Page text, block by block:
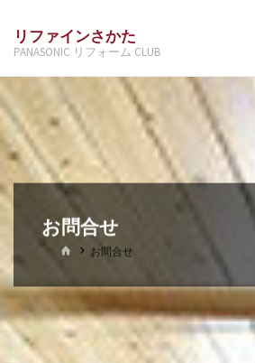
ン
ツ
へ
ス
キ
ッ
リファインさかた
PANASONIC リフォーム CLUB
お問合せ
ホ お問合せ